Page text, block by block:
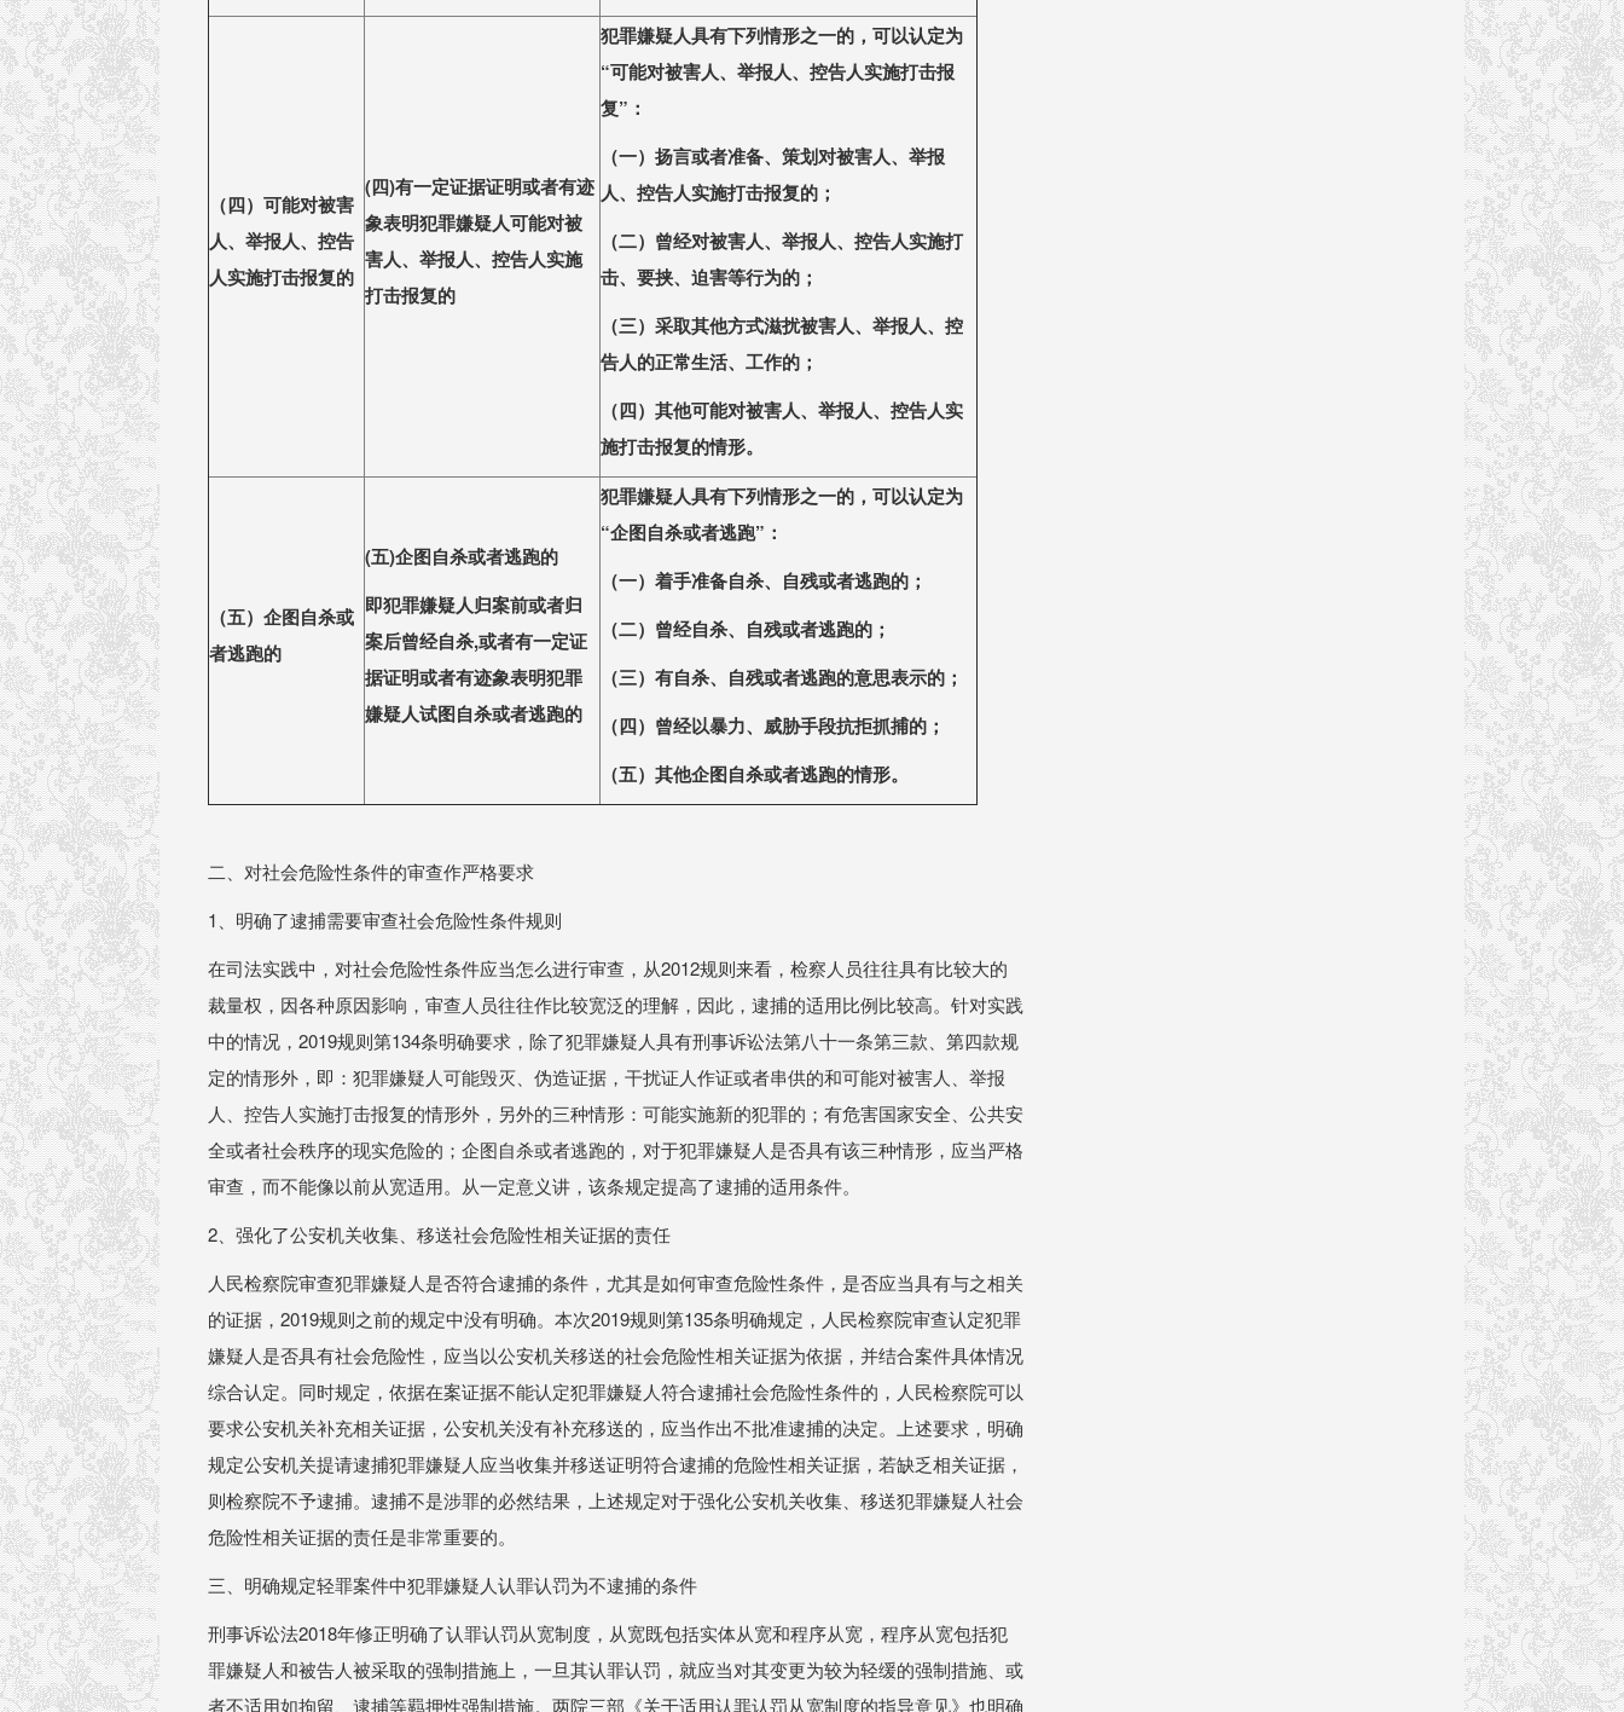
（四）可能对被害
人、举报人、控告
人实施打击报复的
(四)有一定证据证明或者有迹
象表明犯罪嫌疑人可能对被
害人、举报人、控告人实施
打击报复的
犯罪嫌疑⼈具有下列情形之⼀的，可以认定为
“可能对被害⼈、举报⼈、控告⼈实施打击报
复”：
（⼀）扬⾔或者准备、策划对被害⼈、举报
⼈、控告⼈实施打击报复的；
（⼆）曾经对被害⼈、举报⼈、控告⼈实施打
击、要挟、迫害等⾏为的；
（三）采取其他⽅式滋扰被害⼈、举报⼈、控
告⼈的正常⽣活、 ⼯作的；
（四）其他可能对被害⼈、举报⼈、控告⼈实
施打击报复的情形。
（五）企图自杀或
者逃跑的
(五)企图自杀或者逃跑的
即犯罪嫌疑人归案前或者归
案后曾经自杀,或者有一定证
据证明或者有迹象表明犯罪
嫌疑人试图自杀或者逃跑的
犯罪嫌疑⼈具有下列情形之⼀的，可以认定为
“企图⾃杀或者逃跑”：
（⼀）着⼿准备⾃杀、 ⾃残或者逃跑的；
（⼆）曾经⾃杀、 ⾃残或者逃跑的；
（三）有⾃杀、 ⾃残或者逃跑的意思表⽰的；
（四）曾经以暴⼒、威胁⼿段抗拒抓捕的；
（五）其他企图⾃杀或者逃跑的情形。
二、对社会危险性条件的审查作严格要求
1、明确了逮捕需要审查社会危险性条件规则
在司法实践中，对社会危险性条件应当怎么进行审查，从2012规则来看，检察人员往往具有比较大的
裁量权，因各种原因影响，审查人员往往作比较宽泛的理解，因此，逮捕的适用比例比较高。针对实践
中的情况，2019规则第134条明确要求，除了犯罪嫌疑人具有刑事诉讼法第⼋⼗⼀条第三款、第四款规
定的情形外，即：犯罪嫌疑人可能毁灭、伪造证据，干扰证人作证或者串供的和可能对被害人、举报
人、控告人实施打击报复的情形外，另外的三种情形：可能实施新的犯罪的；有危害国家安全、公共安
全或者社会秩序的现实危险的；企图⾃杀或者逃跑的，对于犯罪嫌疑人是否具有该三种情形，应当严格
审查，而不能像以前从宽适用。从一定意义讲，该条规定提高了逮捕的适用条件。
2、强化了公安机关收集、移送社会危险性相关证据的责任
人民检察院审查犯罪嫌疑人是否符合逮捕的条件，尤其是如何审查危险性条件，是否应当具有与之相关
的证据，2019规则之前的规定中没有明确。本次2019规则第135条明确规定，⼈民检察院审查认定犯罪
嫌疑⼈是否具有社会危险性，应当以公安机关移送的社会危险性相关证据为依据，并结合案件具体情况
综合认定。同时规定，依据在案证据不能认定犯罪嫌疑⼈符合逮捕社会危险性条件的，⼈民检察院可以
要求公安机关补充相关证据，公安机关没有补充移送的，应当作出不批准逮捕的决定。上述要求，明确
规定公安机关提请逮捕犯罪嫌疑人应当收集并移送证明符合逮捕的危险性相关证据，若缺乏相关证据，
则检察院不予逮捕。逮捕不是涉罪的必然结果，上述规定对于强化公安机关收集、移送犯罪嫌疑人社会
危险性相关证据的责任是非常重要的。
三、明确规定轻罪案件中犯罪嫌疑人认罪认罚为不逮捕的条件
刑事诉讼法2018年修正明确了认罪认罚从宽制度，从宽既包括实体从宽和程序从宽，程序从宽包括犯
罪嫌疑人和被告人被采取的强制措施上，一旦其认罪认罚，就应当对其变更为较为轻缓的强制措施、或
者不适用如拘留、逮捕等羁押性强制措施。两院三部《关于适用认罪认罚从宽制度的指导意见》也明确